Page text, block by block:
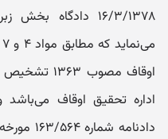
۱۶/۳/۱۳۷۸ دادگاه
اوقاف
اداره تحقیق اوقاف